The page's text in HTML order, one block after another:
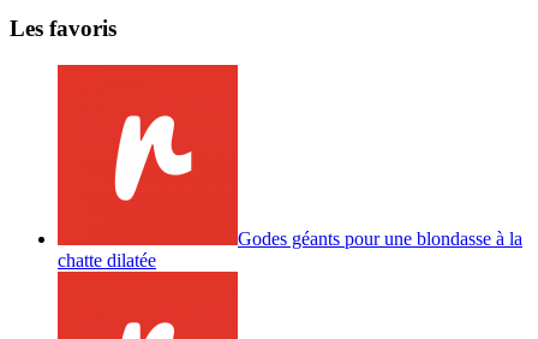
Les favoris
Godes géants pour une blondasse à la
chatte dilatée